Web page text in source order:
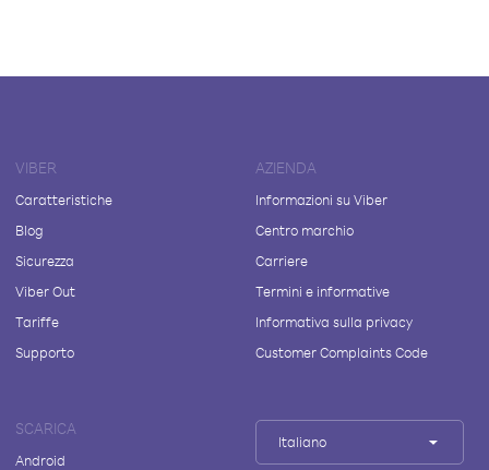
VIBER
Caratteristiche
Blog
Sicurezza
Viber Out
Tariffe
Supporto
AZIENDA
Informazioni su Viber
Centro marchio
Carriere
Termini e informative
Informativa sulla privacy
Customer Complaints Code
SCARICA
Android
Italiano